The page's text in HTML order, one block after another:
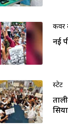
कवर
नई
स्टेट